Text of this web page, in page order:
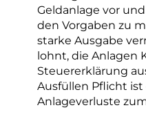
Geldanlage vor
den Vorgaben zu
starke Ausgabe
lohnt, die Anlagen
Steuererklärung
Ausfüllen Pflicht ist
Anlageverluste